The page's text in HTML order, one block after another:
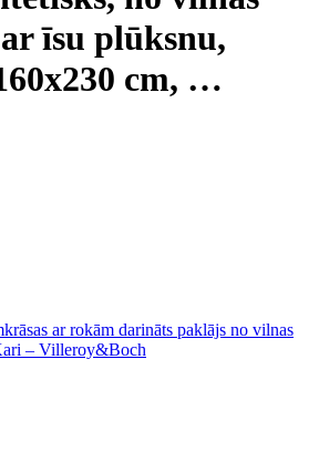
īsu plūksnu,
cm, …
ar rokām darināts paklājs no vilnas
– Villeroy&Boch